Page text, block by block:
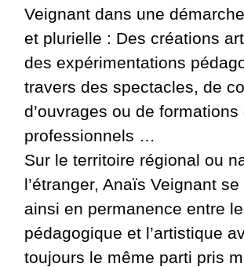
Veignant dans une
et plurielle : Des créations
des expérimentations
travers des spectacles, de
d’ouvrages ou de formations
professionnels …
Sur le territoire régional ou
l’étranger, Anaïs Veignant
ainsi en permanence entre le
pédagogique et l’artistique
toujours le même parti pris